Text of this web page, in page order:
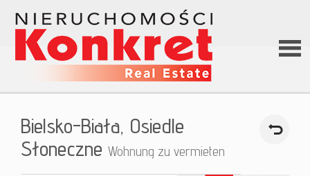
Home
Bielsko-Biała, Osiedle
Słoneczne Wohnung zu vermieten